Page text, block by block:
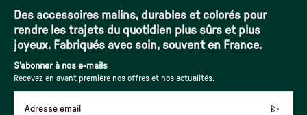
Des accessoires malins, durables et colorés pour
rendre les trajets du quotidien plus sûrs et plus
joyeux. Fabriqués avec soin, souvent en France.
S'abonner à nos e-mails
Recevez en avant première nos offres et nos actualités.
Adresse email